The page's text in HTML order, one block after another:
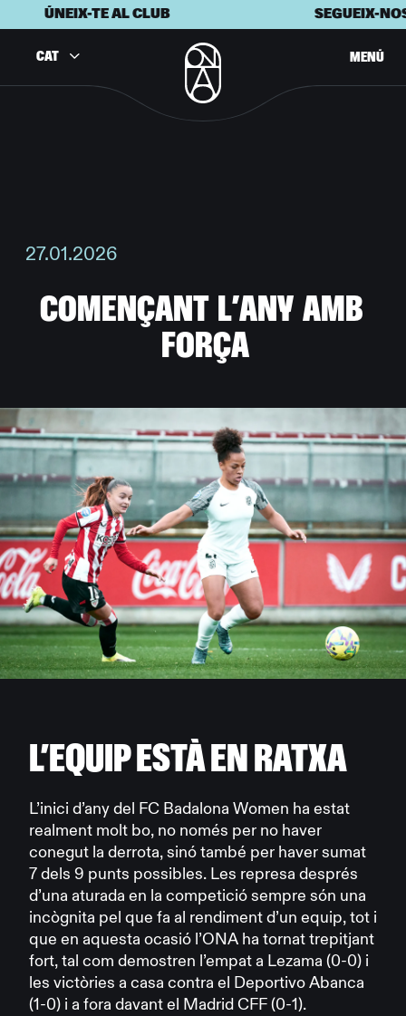
ÚNEIX-TE AL CLUB SEGUEIX-NOS
CAT MENÚ
27.01.2026
CO M E NÇANT L’ANY AM B
FO RÇA
L’EQUIP ESTÀ EN RATXA
L’inici d’any del FC Badalona Women ha estat
realment molt bo, no només per no haver
conegut la derrota, sinó també per haver sumat
7 dels 9 punts possibles. Les represa després
d’una aturada en la competició sempre són una
incògnita pel que fa al rendiment d’un equip, tot i
que en aquesta ocasió l’ONA ha tornat trepitjant
fort, tal com demostren l’empat a Lezama (0-0) i
les victòries a casa contra el Deportivo Abanca
(1-0) i a fora davant el Madrid CFF (0-1).